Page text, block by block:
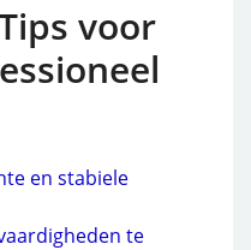
voor
en stabiele
te